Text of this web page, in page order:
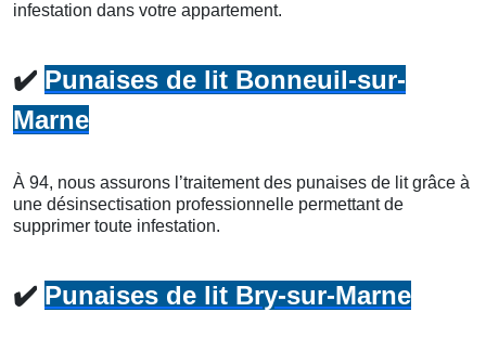
infestation dans votre appartement.
✔️ Punaises de lit Bonneuil-sur-
Marne
À 94, nous assurons l’traitement des punaises de lit grâce à
une désinsectisation professionnelle permettant de
supprimer toute infestation.
✔️ Punaises de lit Bry-sur-Marne